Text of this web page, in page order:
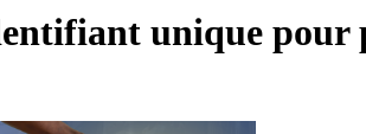
unique pour